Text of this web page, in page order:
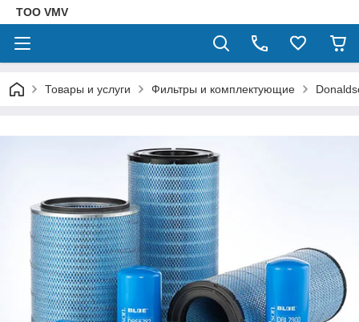
ТОО VMV
Товары и услуги Фильтры и комплектующие